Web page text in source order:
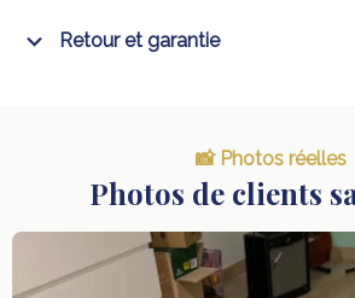
Retour et garantie
📸 Photos réelles
Photos de clients